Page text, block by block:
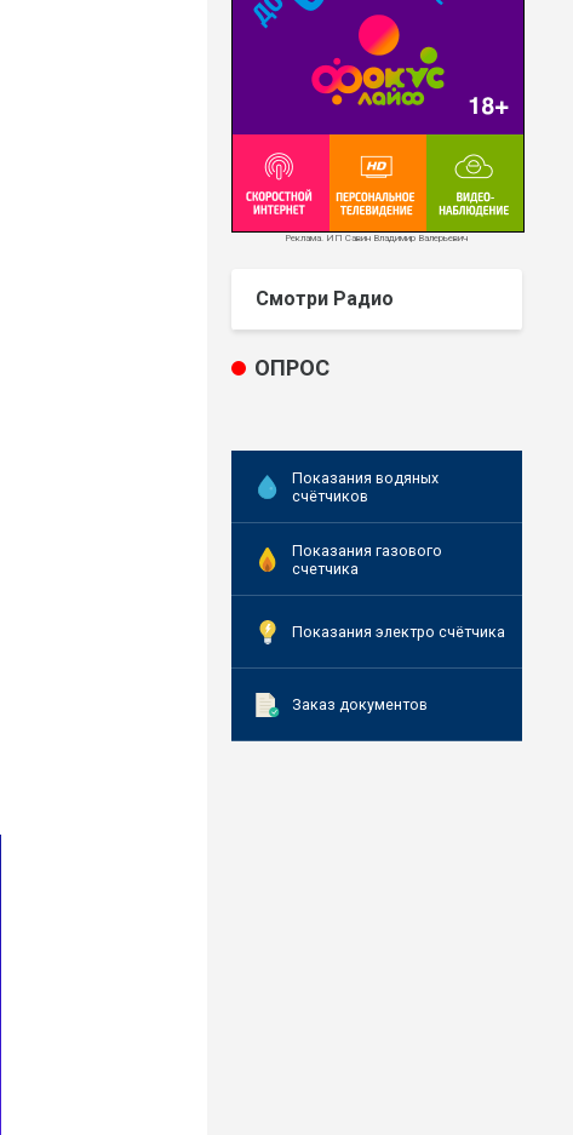
Реклама. ИП Савин Владимир Валерьевич
Смотри Радио
ОПРОС
Показания водяных
счётчиков
Показания газового
счетчика
Показания электро счётчика
Заказ документов